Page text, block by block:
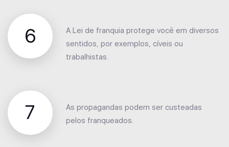
6
A Lei de franquia protege você em diversos
sentidos, por exemplos, cíveis ou
trabalhistas.
7
As propagandas podem ser custeadas
pelos franqueados.